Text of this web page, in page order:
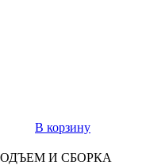
В корзину
И СБОРКА